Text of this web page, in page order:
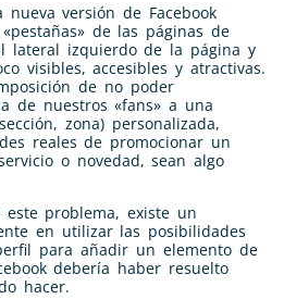
versión de Facebook
de las páginas de
lateral izquierdo de la página y
visibles, accesibles y atractivas.
de no poder
de nuestros «fans» a una
zona) personalizada,
reales de promocionar un
o novedad, sean algo
problema, existe un
en utilizar las posibilidades
para añadir un elemento de
debería haber resuelto
hacer.